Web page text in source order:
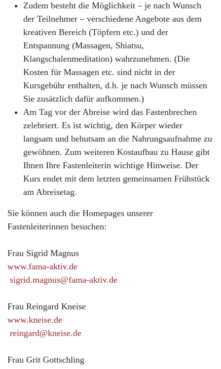
Zudem besteht die Möglichkeit – je nach Wunsch
der Teilnehmer – verschiedene Angebote aus dem
kreativen Bereich (Töpfern etc.) und der
Entspannung (Massagen, Shiatsu,
Klangschalenmeditation) wahrzunehmen. (Die
Kosten für Massagen etc. sind nicht in der
Kursgebühr enthalten, d.h. je nach Wunsch müssen
Sie zusätzlich dafür aufkommen.)
Am Tag vor der Abreise wird das Fastenbrechen
zelebriert. Es ist wichtig, den Körper wieder
langsam und behutsam an die Nahrungsaufnahme zu
gewöhnen. Zum weiteren Kostaufbau zu Hause gibt
Ihnen Ihre Fastenleiterin wichtige Hinweise. Der
Kurs endet mit dem letzten gemeinsamen Frühstück
am Abreisetag.
Sie können auch die Homepages unserer
Fastenleiterinnen besuchen:
Frau Sigrid Magnus
www.fama-aktiv.de
sigrid.magnus@fama-aktiv.de
Frau Reingard Kneise
www.kneise.de
reingard@kneise.de
Frau Grit Gottschling